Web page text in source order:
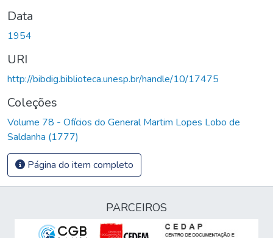
Data
1954
URI
http://bibdig.biblioteca.unesp.br/handle/10/17475
Coleções
Volume 78 - Ofícios do General Martim Lopes Lobo de
Saldanha (1777)
Página do item completo
PARCEIROS